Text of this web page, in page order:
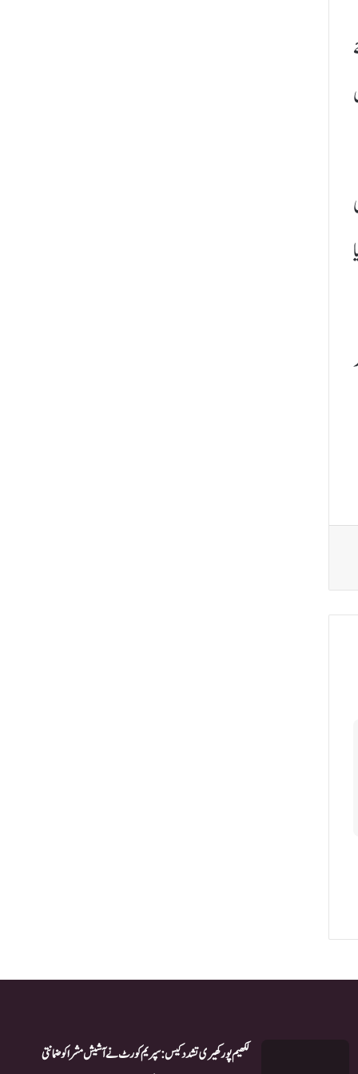
لکھیم پور کھیری تشدد کیس: سپریم کورٹ نے آشیش مشرا کو ضمانتی